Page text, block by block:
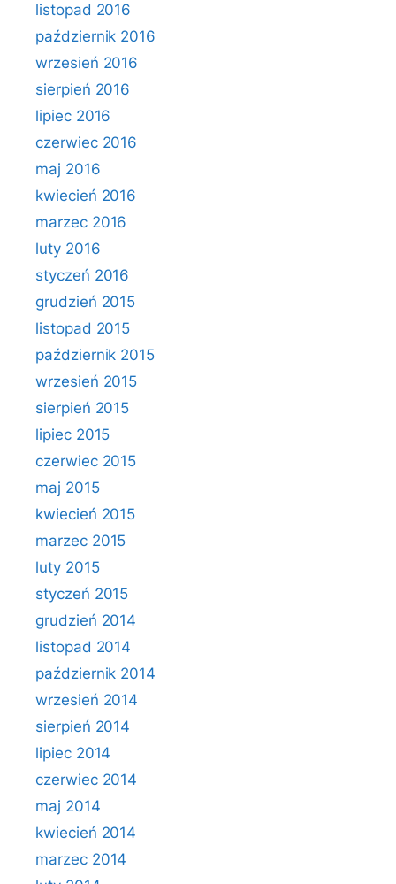
listopad 2016
październik 2016
wrzesień 2016
sierpień 2016
lipiec 2016
czerwiec 2016
maj 2016
kwiecień 2016
marzec 2016
luty 2016
styczeń 2016
grudzień 2015
listopad 2015
październik 2015
wrzesień 2015
sierpień 2015
lipiec 2015
czerwiec 2015
maj 2015
kwiecień 2015
marzec 2015
luty 2015
styczeń 2015
grudzień 2014
listopad 2014
październik 2014
wrzesień 2014
sierpień 2014
lipiec 2014
czerwiec 2014
maj 2014
kwiecień 2014
marzec 2014